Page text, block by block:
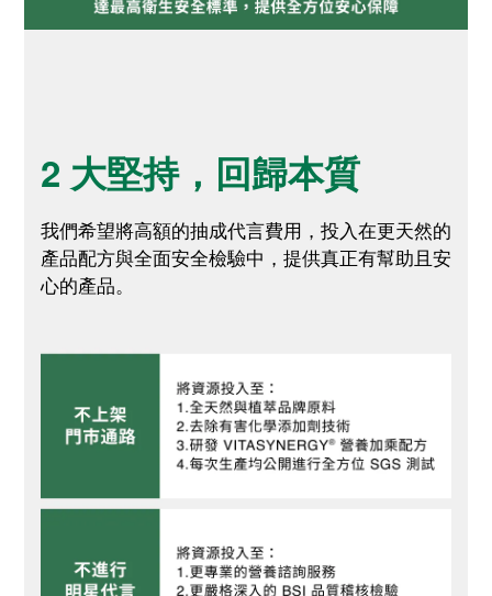
2 大堅持，回歸本質
我們希望將高額的抽成代言費用，投入在更天然的
產品配方與全面安全檢驗中，提供真正有幫助且安
心的產品。